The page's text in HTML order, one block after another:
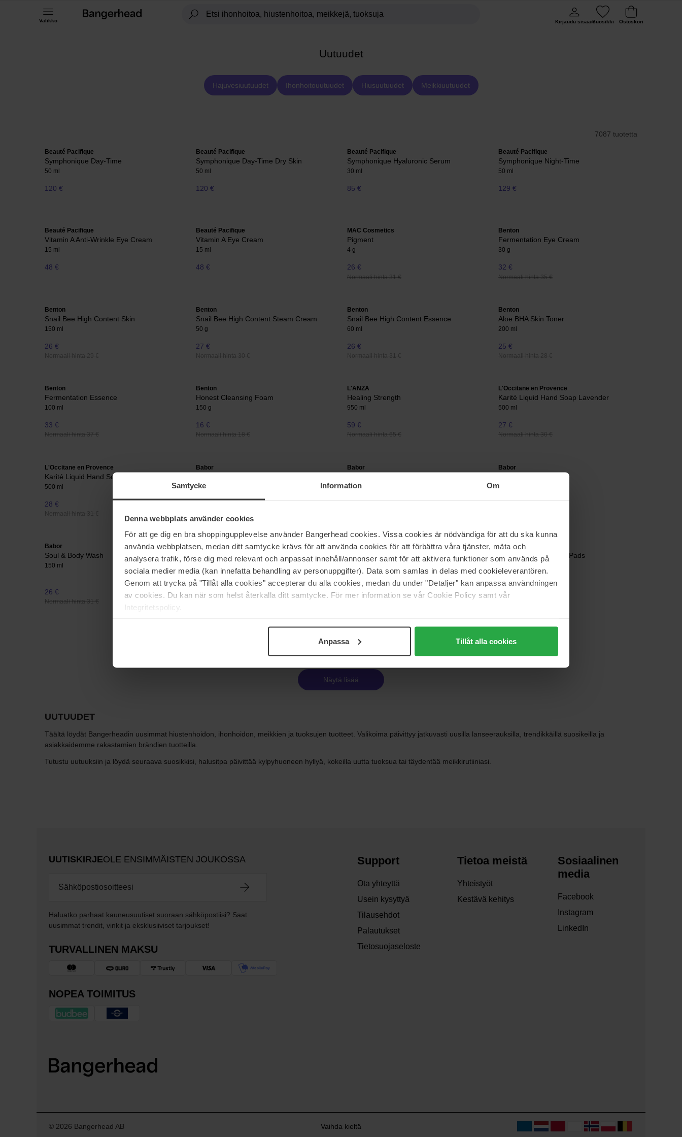
Samtycke Information Om
Denna webbplats använder cookies
För att ge dig en bra shoppingupplevelse använder Bangerhead cookies. Vissa cookies är nödvändiga för att du ska kunna
använda webbplatsen, medan ditt samtycke krävs för att använda cookies för att förbättra våra tjänster, mäta och
analysera trafik, förse dig med relevant och anpassat innehåll/annonser samt för att aktivera funktioner som används på
sociala medier media (kan innefatta behandling av personuppgifter). Data som samlas in delas med cookieleverantören.
Genom att trycka på "Tillåt alla cookies" accepterar du alla cookies, medan du under "Detaljer" kan anpassa användningen
av cookies. Du kan när som helst återkalla ditt samtycke. För mer information se vår Cookie Policy samt vår
Integritetspolicy.
Anpassa Tillåt alla cookies
Valikko Kirjaudu sisäänSuosikki Ostoskori
Uutuudet
Hajuvesiuutuudet Ihonhoitouutuudet Hiusuutuudet Meikkiuutuudet
7087 tuotetta
Beauté Pacifique
Symphonique Day-Time
50 ml
120 €
Beauté Pacifique
Symphonique Day-Time Dry Skin
50 ml
120 €
Beauté Pacifique
Symphonique Hyaluronic Serum
30 ml
85 €
Beauté Pacifique
Symphonique Night-Time
50 ml
129 €
Beauté Pacifique
Vitamin A Anti-Wrinkle Eye Cream
15 ml
48 €
Beauté Pacifique
Vitamin A Eye Cream
15 ml
48 €
MAC Cosmetics
Pigment
4 g
26 €
Normaali hinta 31 €
Benton
Fermentation Eye Cream
30 g
32 €
Normaali hinta 35 €
Benton
Snail Bee High Content Skin
150 ml
26 €
Normaali hinta 29 €
Benton
Snail Bee High Content Steam Cream
50 g
27 €
Normaali hinta 30 €
Benton
Snail Bee High Content Essence
60 ml
26 €
Normaali hinta 31 €
Benton
Aloe BHA Skin Toner
200 ml
25 €
Normaali hinta 28 €
Benton
Fermentation Essence
100 ml
33 €
Normaali hinta 37 €
Benton
Honest Cleansing Foam
150 g
16 €
Normaali hinta 18 €
L'ANZA
Healing Strength
950 ml
59 €
Normaali hinta 65 €
L'Occitane en Provence
Karité Liquid Hand Soap Lavender
500 ml
27 €
Normaali hinta 30 €
L'Occitane en Provence
Karité Liquid Hand Soap Verbena
500 ml
28 €
Normaali hinta 31 €
Babor
Body Lotion
Babor
Body Lotion
Babor
150 ml
Babor
Soul & Body Wash
150 ml
26 €
Normaali hinta 31 €
The INKEY List
INKEY Hydrocolloid Invisible Pimple
Patches
22 pcs
17 €
The INKEY List
INKEY Blemish Clearing Moisturizer 2%
50 ml
Elemis
Dynamic Resurfacing Pads
79 €
Sivu 20/296
Näytä lisää
UUTUUDET
Täältä löydät Bangerheadin uusimmat hiustenhoidon, ihonhoidon, meikkien ja tuoksujen tuotteet. Valikoima päivittyy jatkuvasti uusilla lanseerauksilla, trendikkäillä suosikeilla ja
asiakkaidemme rakastamien brändien tuotteilla.
Tutustu uutuuksiin ja löydä seuraava suosikkisi, halusitpa päivittää kylpyhuoneen hyllyä, kokeilla uutta tuoksua tai täydentää meikkirutiiniasi.
UUTISKIRJEOLE ENSIMMÄISTEN JOUKOSSA
Haluatko parhaat kauneusuutiset suoraan sähköpostiisi? Saat
uusimmat trendit, vinkit ja eksklusiiviset tarjoukset!
TURVALLINEN MAKSU
NOPEA TOIMITUS
Support
Ota yhteyttä
Usein kysyttyä
Tilausehdot
Palautukset
Tietosuojaseloste
Tietoa meistä
Yhteistyöt
Kestävä kehitys
Sosiaalinen
media
Facebook
Instagram
LinkedIn
© 2026 Bangerhead AB Vaihda kieltä